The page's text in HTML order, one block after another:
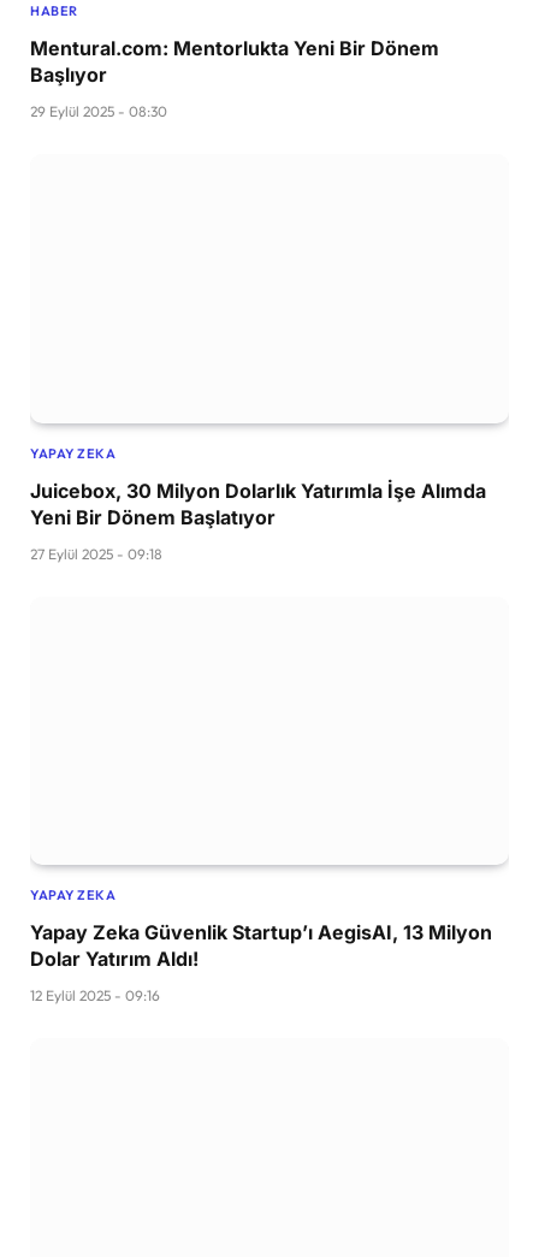
HABER
Mentural.com: Mentorlukta Yeni Bir Dönem
Başlıyor
29 Eylül 2025 - 08:30
YAPAY ZEKA
Juicebox, 30 Milyon Dolarlık Yatırımla İşe Alımda
Yeni Bir Dönem Başlatıyor
27 Eylül 2025 - 09:18
YAPAY ZEKA
Yapay Zeka Güvenlik Startup’ı AegisAI, 13 Milyon
Dolar Yatırım Aldı!
12 Eylül 2025 - 09:16